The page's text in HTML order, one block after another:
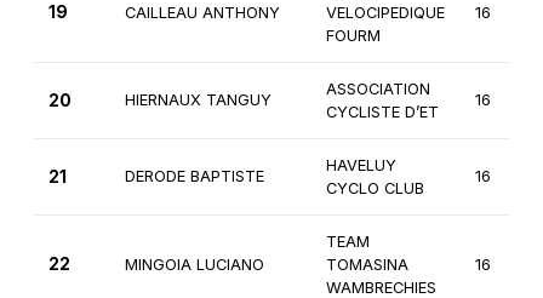
19 CAILLEAU ANTHONY
VELOCIPEDIQUE
FOURM
16
20 HIERNAUX TANGUY
ASSOCIATION
CYCLISTE D’ET
16
21 DERODE BAPTISTE
HAVELUY
CYCLO CLUB
16
22 MINGOIA LUCIANO
TEAM
TOMASINA
WAMBRECHIES
16